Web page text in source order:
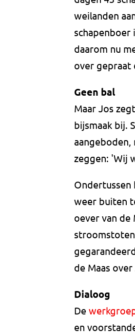
weilanden
schapenboer
daarom nu
over gepraat
Geen bal
Maar Jos
bijsmaak bij.
aangeboden,
zeggen: 'Wij
Ondertussen
weer buiten
oever van de
de Maas
Dialoog
De
en